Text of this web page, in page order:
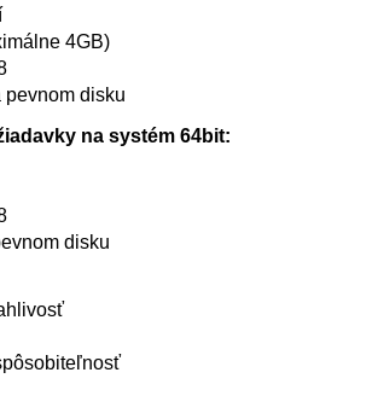
4GB)
pevnom disku
na systém 64bit:
disku